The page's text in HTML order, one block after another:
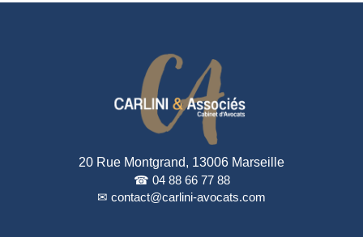
20 Rue Montgrand, 13006 Marseille
☎ 04 88 66 77 88
✉ contact@carlini-avocats.com